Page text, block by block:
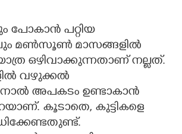
പോകാൻ പറ്റിയ
മൺസൂൺ മാസങ്ങളിൽ
ഒഴിവാക്കുന്നതാണ് നല്ലത്.
വഴുക്കൽ
അപകടം ഉണ്ടാകാൻ
കൂടാതെ, കുട്ടികളെ